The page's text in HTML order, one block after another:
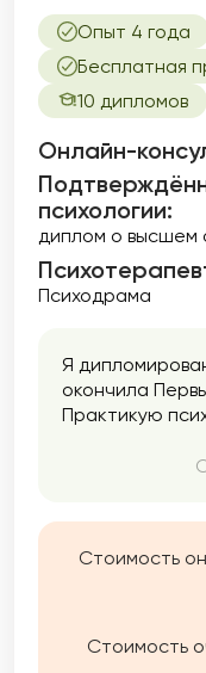
Опыт 4 года
Бесплатная
10 дипломов
Онлайн-
психологии:
диплом о высшем
Психодрама
Я
окончила
Практикую
года при
и психодраме.
Стоимость
Стоимость